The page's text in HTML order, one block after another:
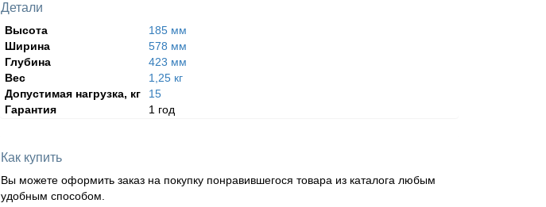
Детали
Высота
185 мм
Ширина
578 мм
Глубина
423 мм
Вес
1,25 кг
Допустимая нагрузка, кг
15
Гарантия
1 год
Как купить
Вы можете оформить заказ на покупку понравившегося товара из каталога любым
удобным способом.